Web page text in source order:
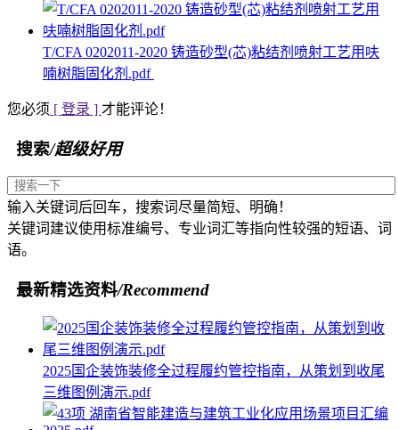
T/CFA 0202011-2020 铸造砂型(芯)粘结剂喷射工艺用呋
喃树脂固化剂.pdf
您必须 [ 登录 ] 才能评论！
搜索/超级好用
输入关键词后回车，搜索词尽量简短、明确！
关键词建议使用标准编号、专业词汇等指向性较强的短语、词
语。
最新精选资料/Recommend
2025国企装饰装修全过程履约管控指南，从策划到收尾
三维图例演示.pdf